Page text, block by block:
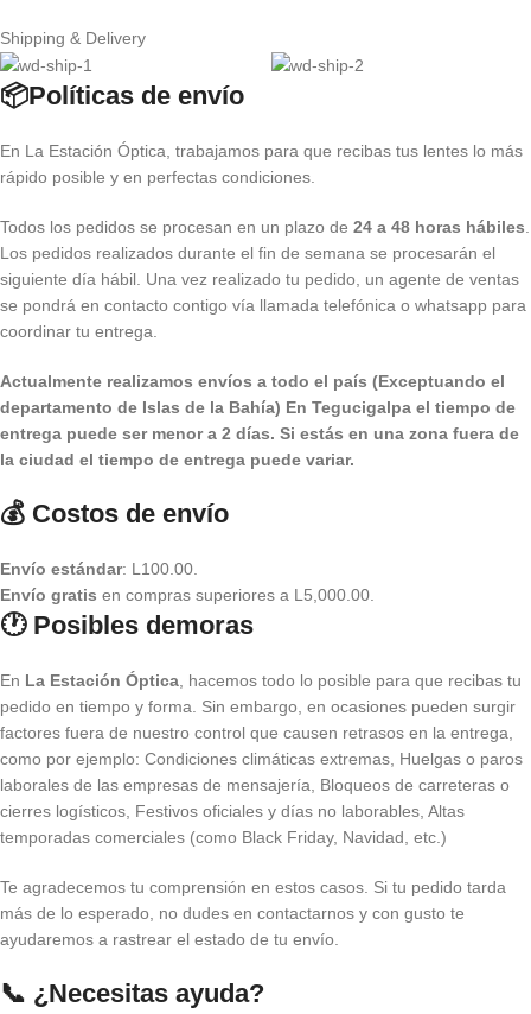
Shipping & Delivery
📦Políticas de envío
En La Estación Óptica, trabajamos para que recibas tus lentes lo más
rápido posible y en perfectas condiciones.
Todos los pedidos se procesan en un plazo de 24 a 48 horas hábiles.
Los pedidos realizados durante el fin de semana se procesarán el
siguiente día hábil. Una vez realizado tu pedido, un agente de ventas
se pondrá en contacto contigo vía llamada telefónica o whatsapp para
coordinar tu entrega.
Actualmente realizamos envíos a todo el país (Exceptuando el
departamento de Islas de la Bahía) En Tegucigalpa el tiempo de
entrega puede ser menor a 2 días. Si estás en una zona fuera de
la ciudad el tiempo de entrega puede variar.
💰 Costos de envío
Envío estándar: L100.00.
Envío gratis en compras superiores a L5,000.00.
🕐 Posibles demoras
En La Estación Óptica, hacemos todo lo posible para que recibas tu
pedido en tiempo y forma. Sin embargo, en ocasiones pueden surgir
factores fuera de nuestro control que causen retrasos en la entrega,
como por ejemplo: Condiciones climáticas extremas, Huelgas o paros
laborales de las empresas de mensajería, Bloqueos de carreteras o
cierres logísticos, Festivos oficiales y días no laborables, Altas
temporadas comerciales (como Black Friday, Navidad, etc.)
Te agradecemos tu comprensión en estos casos. Si tu pedido tarda
más de lo esperado, no dudes en contactarnos y con gusto te
ayudaremos a rastrear el estado de tu envío.
📞 ¿Necesitas ayuda?